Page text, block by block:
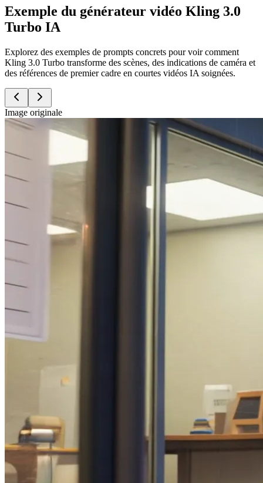
Exemple du générateur vidéo Kling 3.0
Turbo IA
Explorez des exemples de prompts concrets pour voir comment
Kling 3.0 Turbo transforme des scènes, des indications de caméra et
des références de premier cadre en courtes vidéos IA soignées.
Image originale